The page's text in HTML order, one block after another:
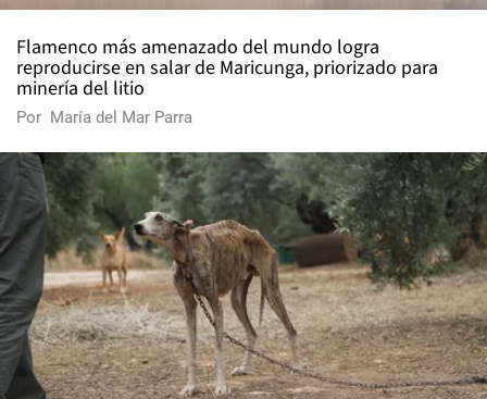
Flamenco más amenazado del mundo logra
reproducirse en salar de Maricunga, priorizado para
minería del litio
Por María del Mar Parra